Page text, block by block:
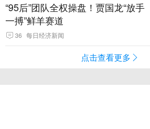
“95后”团队全权操盘！贾国龙“放手
一搏”鲜羊赛道
36 每日经济新闻
点击查看更多